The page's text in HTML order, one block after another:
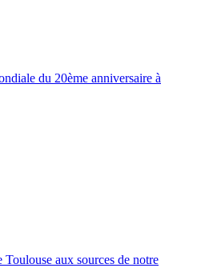
du 20ème anniversaire à
aux sources de notre